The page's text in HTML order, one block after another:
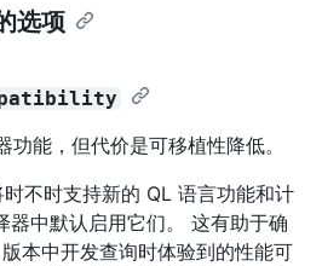
选项
能，但代价是可移植性降低。
不时支持新的 QL 语言功能和计
器中默认启用它们。 这有助于确
本中开发查询时体验到的性能可